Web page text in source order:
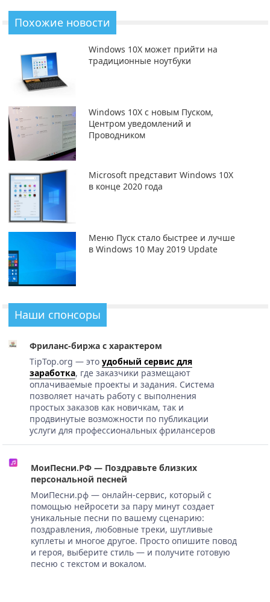
Похожие новости
Windows 10X может прийти на
традиционные ноутбуки
Windows 10X с новым Пуском,
Центром уведомлений и
Проводником
Microsoft представит Windows 10X
в конце 2020 года
Меню Пуск стало быстрее и лучше
в Windows 10 May 2019 Update
Наши спонсоры
Фриланс-биржа с характером
TipTop.org — это удобный сервис для
заработка, где заказчики размещают
оплачиваемые проекты и задания. Система
позволяет начать работу с выполнения
простых заказов как новичкам, так и
продвинутые возможности по публикации
услуги для профессиональных фрилансеров
МоиПесни.РФ — Поздравьте близких
персональной песней
МоиПесни.рф — онлайн-сервис, который с
помощью нейросети за пару минут создает
уникальные песни по вашему сценарию:
поздравления, любовные треки, шутливые
куплеты и многое другое. Просто опишите повод
и героя, выберите стиль — и получите готовую
песню с текстом и вокалом.